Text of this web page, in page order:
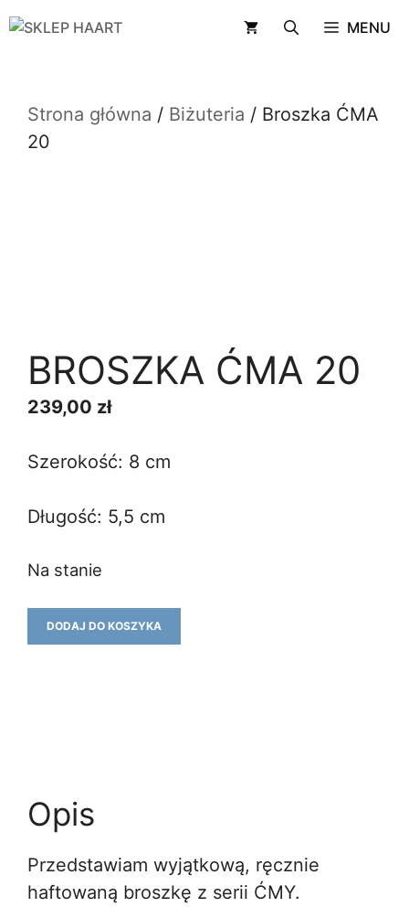
Przejdź
MENU
Strona główna / Biżuteria / Broszka ĆMA
20
BROSZKA ĆMA 20
239,00 zł
Szerokość: 8 cm
Długość: 5,5 cm
Na stanie
ilość
Broszka
DODAJ DO KOSZYKA
Opis
Przedstawiam wyjątkową, ręcznie
haftowaną broszkę z serii ĆMY.